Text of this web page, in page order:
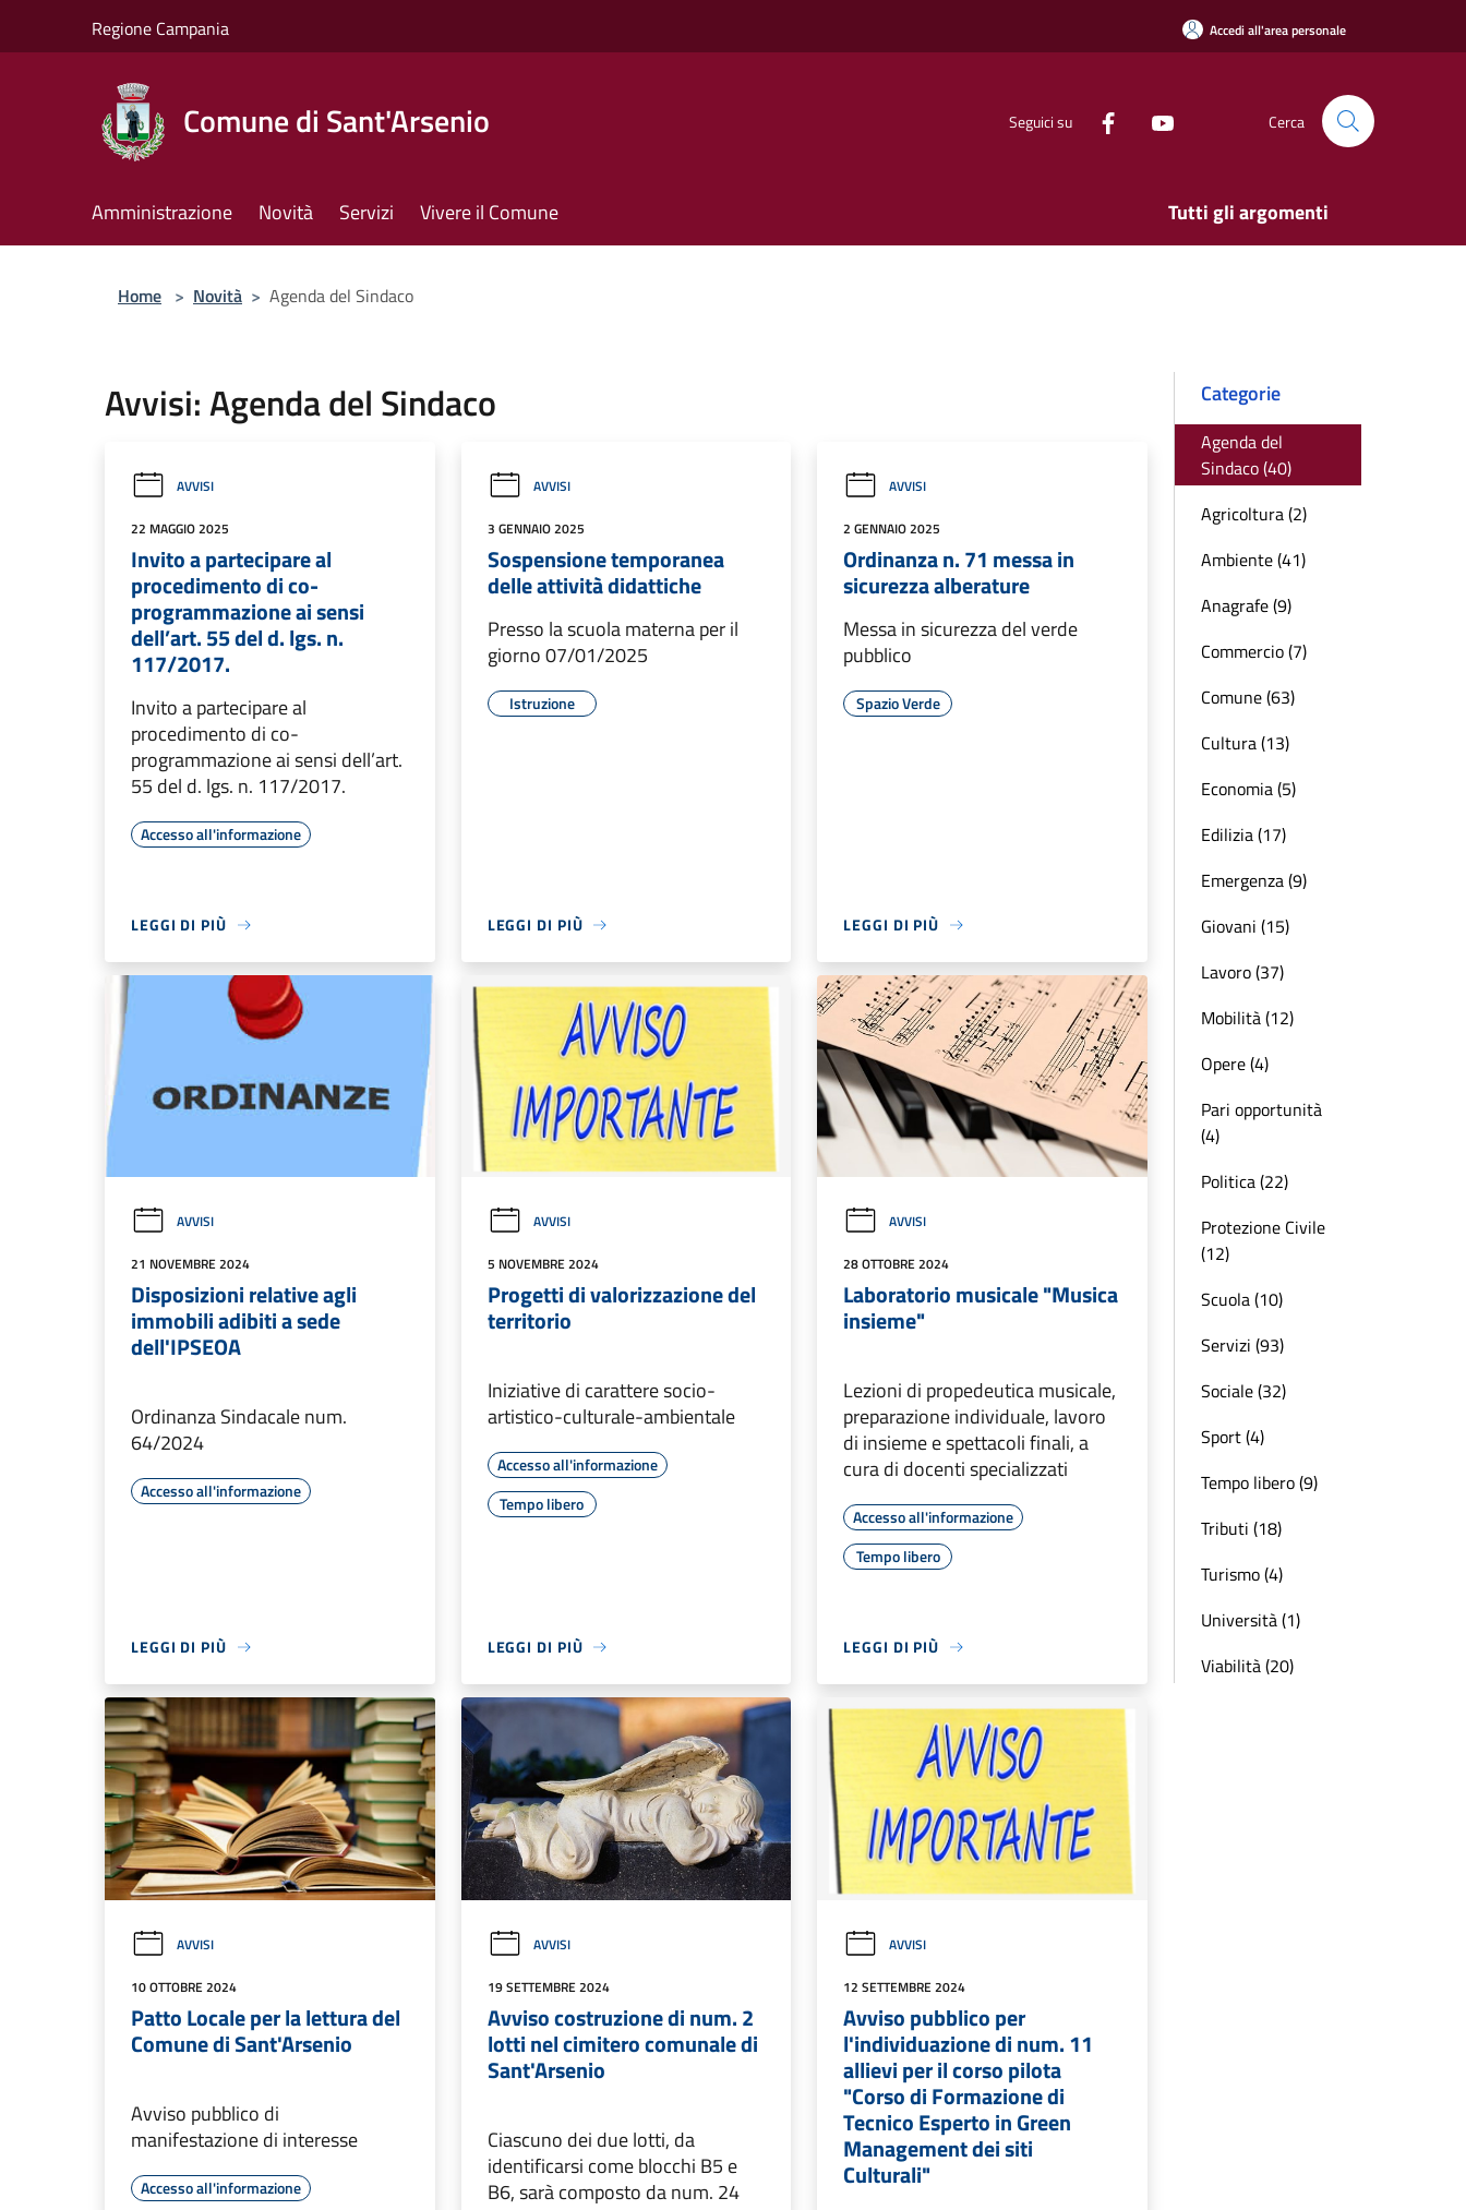
Regione Campania Accedi all'area personale
Comune di Sant'Arsenio Seguici su Cerca
Amministrazione Novità Servizi Vivere il Comune Tutti gli argomenti
Home > Novità > Agenda del Sindaco
Avvisi: Agenda del Sindaco
AVVISI
22 MAGGIO 2025
Invito a partecipare al
procedimento di co-
programmazione ai sensi
dell’art. 55 del d. lgs. n.
117/2017.
Invito a partecipare al
procedimento di co-
programmazione ai sensi dell’art.
55 del d. lgs. n. 117/2017.
Accesso all'informazione
LEGGI DI PIÙ
AVVISI
3 GENNAIO 2025
Sospensione temporanea
delle attività didattiche
Presso la scuola materna per il
giorno 07/01/2025
Istruzione
LEGGI DI PIÙ
AVVISI
2 GENNAIO 2025
Ordinanza n. 71 messa in
sicurezza alberature
Messa in sicurezza del verde
pubblico
Spazio Verde
LEGGI DI PIÙ
AVVISI
21 NOVEMBRE 2024
Disposizioni relative agli
immobili adibiti a sede
dell'IPSEOA
Ordinanza Sindacale num.
64/2024
Accesso all'informazione
LEGGI DI PIÙ
AVVISI
5 NOVEMBRE 2024
Progetti di valorizzazione del
territorio
Iniziative di carattere socio-
artistico-culturale-ambientale
Accesso all'informazione
Tempo libero
LEGGI DI PIÙ
AVVISI
28 OTTOBRE 2024
Laboratorio musicale "Musica
insieme"
Lezioni di propedeutica musicale,
preparazione individuale, lavoro
di insieme e spettacoli finali, a
cura di docenti specializzati
Accesso all'informazione
Tempo libero
LEGGI DI PIÙ
AVVISI
10 OTTOBRE 2024
Patto Locale per la lettura del
Comune di Sant'Arsenio
Avviso pubblico di
manifestazione di interesse
Accesso all'informazione
AVVISI
19 SETTEMBRE 2024
Avviso costruzione di num. 2
lotti nel cimitero comunale di
Sant'Arsenio
Ciascuno dei due lotti, da
identificarsi come blocchi B5 e
B6, sarà composto da num. 24
AVVISI
12 SETTEMBRE 2024
Avviso pubblico per
l'individuazione di num. 11
allievi per il corso pilota
"Corso di Formazione di
Tecnico Esperto in Green
Management dei siti
Culturali"
Categorie
Agenda del
Sindaco (40)
Agricoltura (2)
Ambiente (41)
Anagrafe (9)
Commercio (7)
Comune (63)
Cultura (13)
Economia (5)
Edilizia (17)
Emergenza (9)
Giovani (15)
Lavoro (37)
Mobilità (12)
Opere (4)
Pari opportunità
(4)
Politica (22)
Protezione Civile
(12)
Scuola (10)
Servizi (93)
Sociale (32)
Sport (4)
Tempo libero (9)
Tributi (18)
Turismo (4)
Università (1)
Viabilità (20)